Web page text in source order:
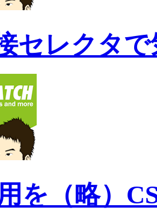
セレクタ
を（略）